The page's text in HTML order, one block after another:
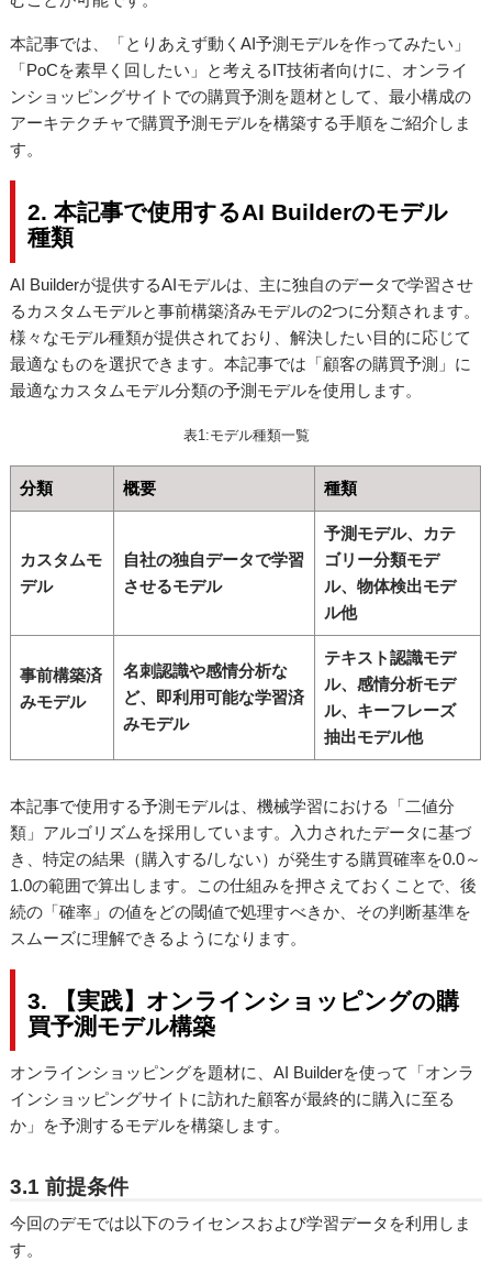
本記事では、「とりあえず動くAI予測モデルを作ってみたい」
「PoCを素早く回したい」と考えるIT技術者向けに、オンライ
ンショッピングサイトでの購買予測を題材として、最小構成の
アーキテクチャで購買予測モデルを構築する手順をご紹介しま
す。
2. 本記事で使用するAI Builderのモデル
種類
AI Builderが提供するAIモデルは、主に独自のデータで学習させ
るカスタムモデルと事前構築済みモデルの2つに分類されます。
様々なモデル種類が提供されており、解決したい目的に応じて
最適なものを選択できます。本記事では「顧客の購買予測」に
最適なカスタムモデル分類の予測モデルを使用します。
表1:モデル種類一覧
分類 概要 種類
カスタムモ
デル
自社の独自データで学習
させるモデル
予測モデル、カテ
ゴリー分類モデ
ル、物体検出モデ
ル他
事前構築済
みモデル
名刺認識や感情分析な
ど、即利用可能な学習済
みモデル
テキスト認識モデ
ル、感情分析モデ
ル、キーフレーズ
抽出モデル他
本記事で使用する予測モデルは、機械学習における「二値分
類」アルゴリズムを採用しています。入力されたデータに基づ
き、特定の結果（購入する/しない）が発生する購買確率を0.0～
1.0の範囲で算出します。この仕組みを押さえておくことで、後
続の「確率」の値をどの閾値で処理すべきか、その判断基準を
スムーズに理解できるようになります。
3. 【実践】オンラインショッピングの購
買予測モデル構築
オンラインショッピングを題材に、AI Builderを使って「オンラ
インショッピングサイトに訪れた顧客が最終的に購入に至る
か」を予測するモデルを構築します。
3.1 前提条件
今回のデモでは以下のライセンスおよび学習データを利用しま
す。